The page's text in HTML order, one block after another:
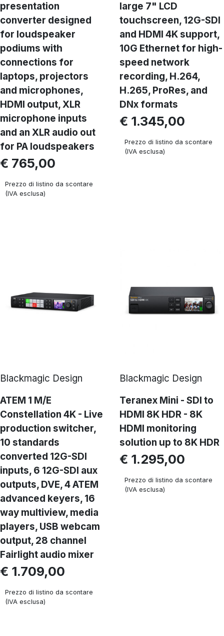
presentation
converter designed
for loudspeaker
podiums with
connections for
laptops, projectors
and microphones,
HDMI output, XLR
microphone inputs
and an XLR audio out
for PA loudspeakers
€ 765,00
Prezzo di listino da scontare
(IVA esclusa)
large 7" LCD
touchscreen, 12G-SDI
and HDMI 4K support,
10G Ethernet for high-
speed network
recording, H.264,
H.265, ProRes, and
DNx formats
€ 1.345,00
Prezzo di listino da scontare
(IVA esclusa)
Blackmagic Design
ATEM 1 M/E
Constellation 4K - Live
production switcher,
10 standards
converted 12G-SDI
inputs, 6 12G-SDI aux
outputs, DVE, 4 ATEM
advanced keyers, 16
way multiview, media
players, USB webcam
output, 28 channel
Fairlight audio mixer
€ 1.709,00
Prezzo di listino da scontare
(IVA esclusa)
Blackmagic Design
Teranex Mini - SDI to
HDMI 8K HDR - 8K
HDMI monitoring
solution up to 8K HDR
€ 1.295,00
Prezzo di listino da scontare
(IVA esclusa)